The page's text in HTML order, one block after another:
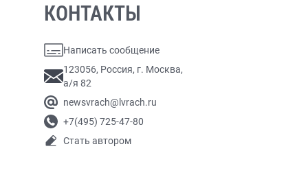
КОНТАКТЫ
Написать сообщение
123056, Россия, г. Москва,
а/я 82
newsvrach@lvrach.ru
+7(495) 725-47-80
Стать автором